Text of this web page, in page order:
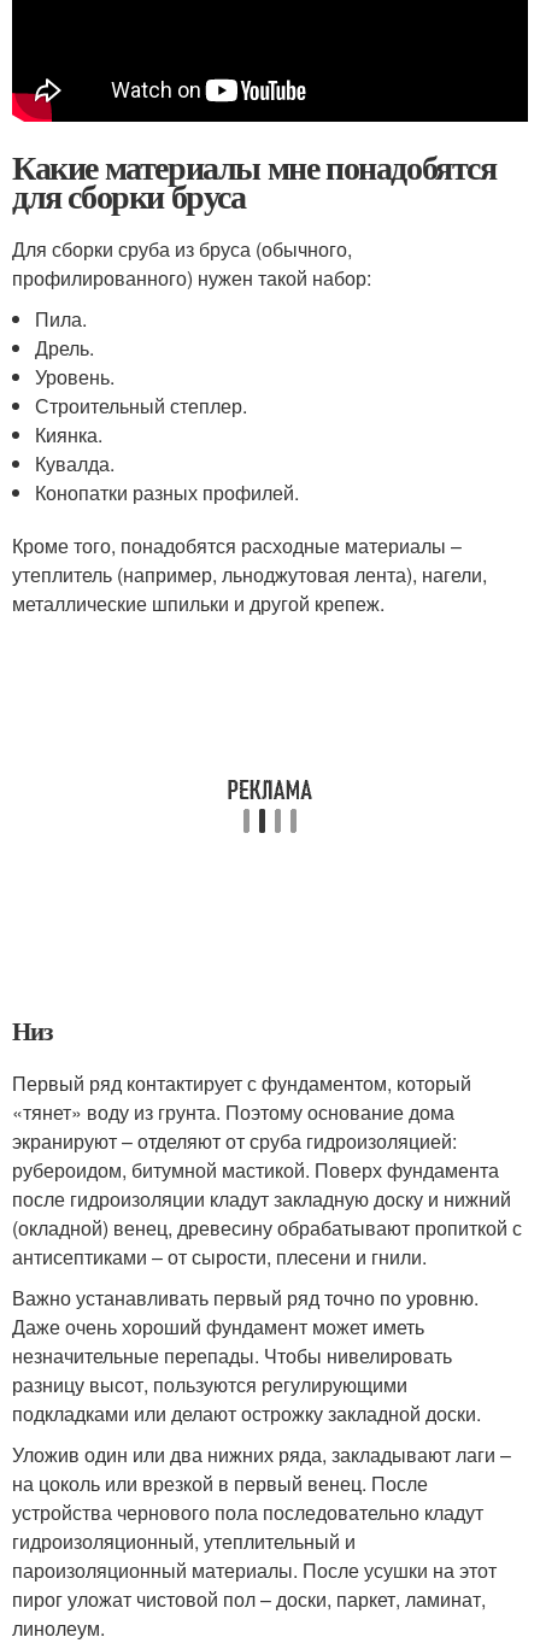
Какие материалы мне понадобятся
для сборки бруса
Для сборки сруба из бруса (обычного,
профилированного) нужен такой набор:
Пила.
Дрель.
Уровень.
Строительный степлер.
Киянка.
Кувалда.
Конопатки разных профилей.
Кроме того, понадобятся расходные материалы –
утеплитель (например, льноджутовая лента), нагели,
металлические шпильки и другой крепеж.
Низ
Первый ряд контактирует с фундаментом, который
«тянет» воду из грунта. Поэтому основание дома
экранируют – отделяют от сруба гидроизоляцией:
рубероидом, битумной мастикой. Поверх фундамента
после гидроизоляции кладут закладную доску и нижний
(окладной) венец, древесину обрабатывают пропиткой с
антисептиками – от сырости, плесени и гнили.
Важно устанавливать первый ряд точно по уровню.
Даже очень хороший фундамент может иметь
незначительные перепады. Чтобы нивелировать
разницу высот, пользуются регулирующими
подкладками или делают острожку закладной доски.
Уложив один или два нижних ряда, закладывают лаги –
на цоколь или врезкой в первый венец. После
устройства чернового пола последовательно кладут
гидроизоляционный, утеплительный и
пароизоляционный материалы. После усушки на этот
пирог уложат чистовой пол – доски, паркет, ламинат,
линолеум.